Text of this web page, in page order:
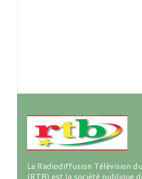
i
La Radiodiffusion Télévision
(RTB) est la société publique